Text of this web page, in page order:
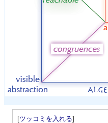
[ツッコミを入れる]